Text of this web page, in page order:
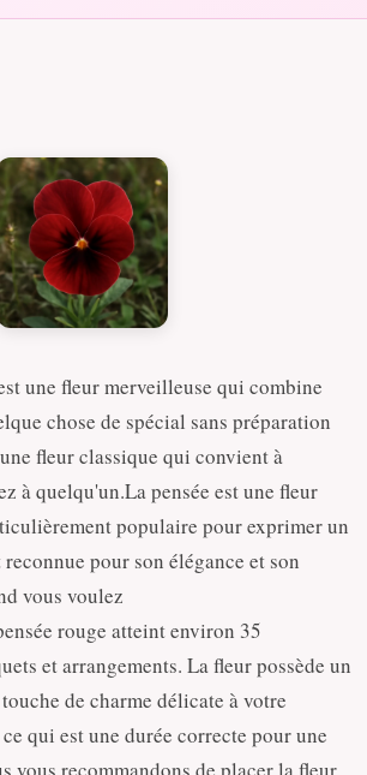
une fleur merveilleuse qui combine
chose de spécial sans préparation
fleur classique qui convient à
à quelqu'un.La pensée est une fleur
populaire pour exprimer un
pour son élégance et son
vous voulez
rouge atteint environ 35
et arrangements. La fleur possède un
de charme délicate à votre
qui est une durée correcte pour une